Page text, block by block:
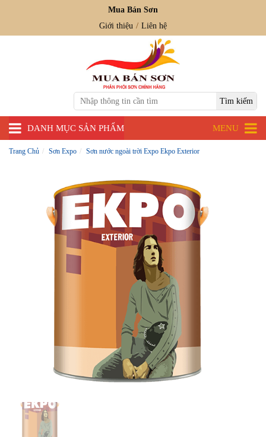
Mua Bán Sơn
Giới thiệu
Liên hệ
DANH MỤC SẢN PHẨM MENU
Trang Chủ Sơn Expo Sơn nước ngoài trời Expo Ekpo Exterior